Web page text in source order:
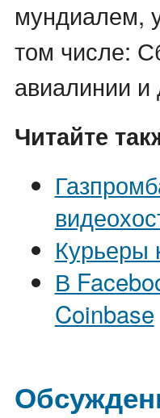
мундиалем,
том числе:
авиалинии и
Читайте
Курьеры
В
Coinbase